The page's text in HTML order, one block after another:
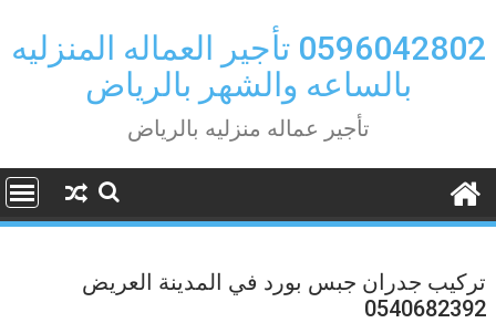
to
content
0596042802 تأجير العماله المنزليه
بالساعه والشهر بالرياض
تأجير عماله منزليه بالرياض
تركيب جدران جبس بورد في المدينة العريض
0540682392